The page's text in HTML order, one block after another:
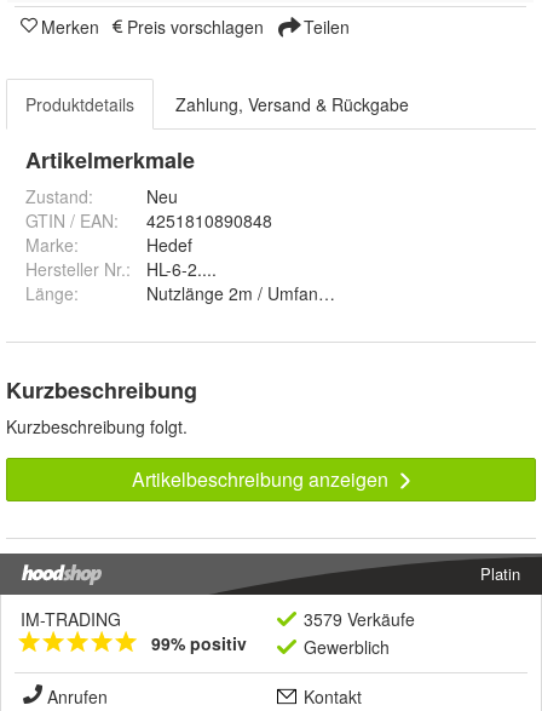
Merken Preis vorschlagen Teilen
Produktdetails Zahlung, Versand & Rückgabe
Artikelmerkmale
Zustand:
Neu
GTIN / EAN:
4251810890848
Marke:
Hedef
Hersteller Nr.:
HL-6-2....
Länge: Nutzlänge 2m / Umfang 4m, Nutzlänge 3m /
Kurzbeschreibung
Kurzbeschreibung folgt.
Artikelbeschreibung anzeigen
Platin
IM-TRADING
99% positiv
3579 Verkäufe
Gewerblich
Anrufen
Kontakt